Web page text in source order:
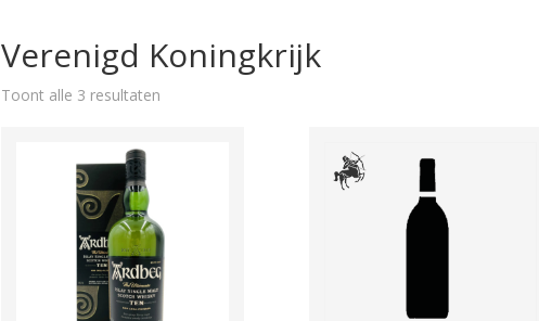
Verenigd Koningkrijk
Toont alle 3 resultatenGesorteerd